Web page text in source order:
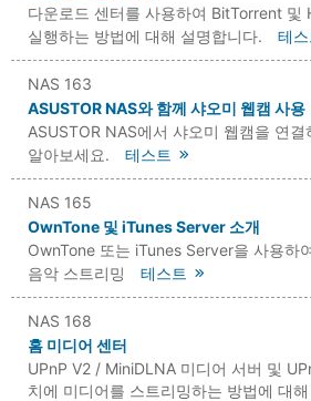
다운로드 센터를 사용하여 BitTorrent 및
실행하는 방법에 대해 설명합니다.
테스
NAS 163
ASUSTOR NAS와 함께 샤오미 웹캠 사용
ASUSTOR NAS에서 샤오미 웹캠을 연
알아보세요.
테스트
NAS 165
OwnTone 및 iTunes Server 소개
OwnTone 또는 iTunes Server을 사용하
음악 스트리밍
테스트
NAS 168
홈 미디어 센터
UPnP V2 / MiniDLNA 미디어 서버 및
치에 미디어를 스트리밍하는 방법에 대